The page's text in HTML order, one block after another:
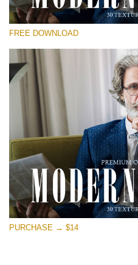
Por favor
Small 800*533px
Modern Fabric
(30 Textures)
Large 6000*4000px
Entire Collection
(1783 Overlays)
Large 6000*4000px
FREE DOWNLOAD
PURCHASE → $14